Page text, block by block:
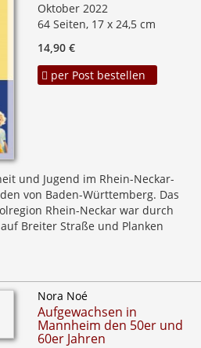
Oktober 2022
64 Seiten, 17 x 24,5 cm
14,90 €
per Post bestellen
und Jugend im Rhein-Neckar-
von Baden-Württemberg. Das
Rhein-Neckar war durch
Breiter Straße und Planken
Nora Noé
Aufgewachsen in
Mannheim den 50er und
60er Jahren